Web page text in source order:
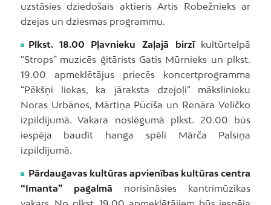
uzstāsies dziedošais aktieris Artis Robežnieks ar
dzejas un dziesmas programmu.
Plkst. 18.00 Pļavnieku Zaļajā birzīkultūrtelpā
“Strops” muzicēs ģitārists Gatis Mūrnieks un plkst.
19.00 apmeklētājus priecēs koncertprogramma
“Pēkšņi liekas, ka jāraksta dzejoļi” mākslinieku
Noras Urbānes, Mārtiņa Pūcīša un Renāra Veličko
izpildījumā. Vakara noslēgumā plkst. 20.00 būs
iespēja baudīt hanga spēli Mārča Palsiņa
izpildījumā.
Pārdaugavas kultūras apvienības kultūras centra
“Imanta” pagalmā norisināsies kantrimūzikas